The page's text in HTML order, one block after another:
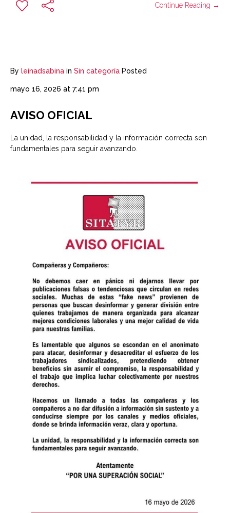
Continue Reading →
By leinadsabina in Sin categoría Posted
mayo 16, 2026 at 7:41 pm
AVISO OFICIAL
La unidad, la responsabilidad y la información correcta son
fundamentales para seguir avanzando.